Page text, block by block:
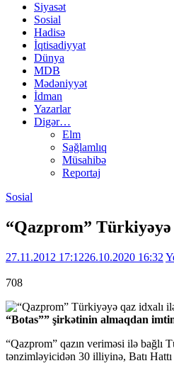
Siyasət
Sosial
Hadisə
İqtisadiyyat
Dünya
MDB
Mədəniyyət
İdman
Yazarlar
Digər…
Elm
Sağlamlıq
Müsahibə
Reportaj
Sosial
“Qazprom” Türkiyəyə
27.11.2012 17:1226.10.2020 16:32
708
“Botas”” şirkətinin almaqdan
“Qazprom” qazın veriməsi ilə
tənzimləyicidən 30 illiyinə, Batı Hattı